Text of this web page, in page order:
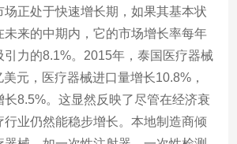
场正处于快速增长期，如果其基本状
未来的中期内，它的市场增长率每年
引力的8.1%。2015年，泰国医疗器械
元，医疗器械进口量增长10.8%，
长8.5%。这显然反映了尽管在经济衰
行业仍然能稳步增长。本地制造商倾